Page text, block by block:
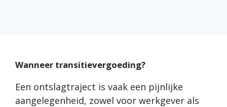
Wanneer transitievergoeding?
Een ontslagtraject is vaak een pijnlijke
aangelegenheid, zowel voor werkgever als